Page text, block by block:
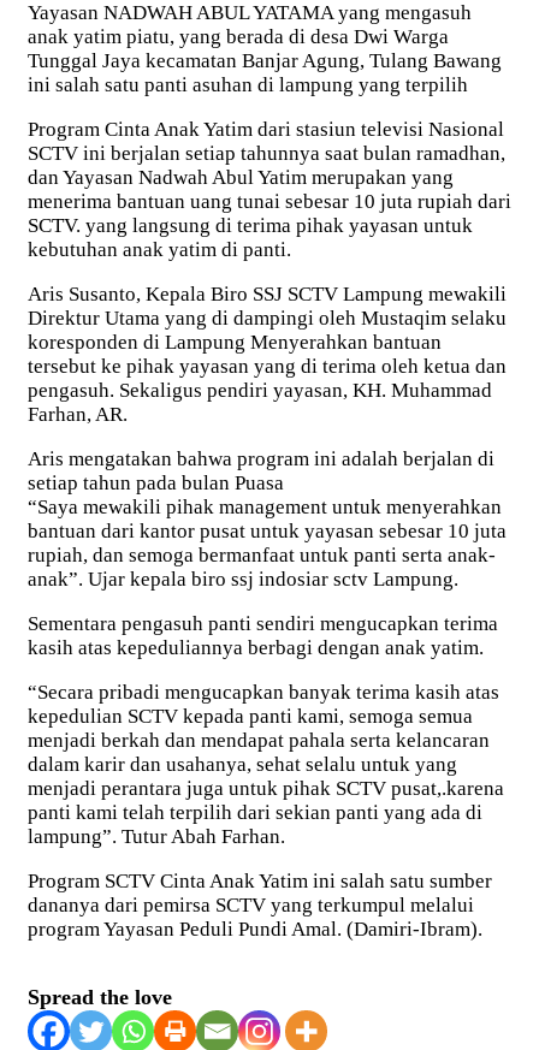
Yayasan NADWAH ABUL YATAMA yang mengasuh
anak yatim piatu, yang berada di desa Dwi Warga
Tunggal Jaya kecamatan Banjar Agung, Tulang Bawang
ini salah satu panti asuhan di lampung yang terpilih
Program Cinta Anak Yatim dari stasiun televisi Nasional
SCTV ini berjalan setiap tahunnya saat bulan ramadhan,
dan Yayasan Nadwah Abul Yatim merupakan yang
menerima bantuan uang tunai sebesar 10 juta rupiah dari
SCTV. yang langsung di terima pihak yayasan untuk
kebutuhan anak yatim di panti.
Aris Susanto, Kepala Biro SSJ SCTV Lampung mewakili
Direktur Utama yang di dampingi oleh Mustaqim selaku
koresponden di Lampung Menyerahkan bantuan
tersebut ke pihak yayasan yang di terima oleh ketua dan
pengasuh. Sekaligus pendiri yayasan, KH. Muhammad
Farhan, AR.
Aris mengatakan bahwa program ini adalah berjalan di
setiap tahun pada bulan Puasa
“Saya mewakili pihak management untuk menyerahkan
bantuan dari kantor pusat untuk yayasan sebesar 10 juta
rupiah, dan semoga bermanfaat untuk panti serta anak-
anak”. Ujar kepala biro ssj indosiar sctv Lampung.
Sementara pengasuh panti sendiri mengucapkan terima
kasih atas kepeduliannya berbagi dengan anak yatim.
“Secara pribadi mengucapkan banyak terima kasih atas
kepedulian SCTV kepada panti kami, semoga semua
menjadi berkah dan mendapat pahala serta kelancaran
dalam karir dan usahanya, sehat selalu untuk yang
menjadi perantara juga untuk pihak SCTV pusat,.karena
panti kami telah terpilih dari sekian panti yang ada di
lampung”. Tutur Abah Farhan.
Program SCTV Cinta Anak Yatim ini salah satu sumber
dananya dari pemirsa SCTV yang terkumpul melalui
program Yayasan Peduli Pundi Amal. (Damiri-Ibram).
Spread the love